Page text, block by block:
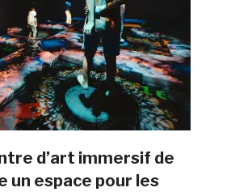
d’art immersif de
un espace pour les